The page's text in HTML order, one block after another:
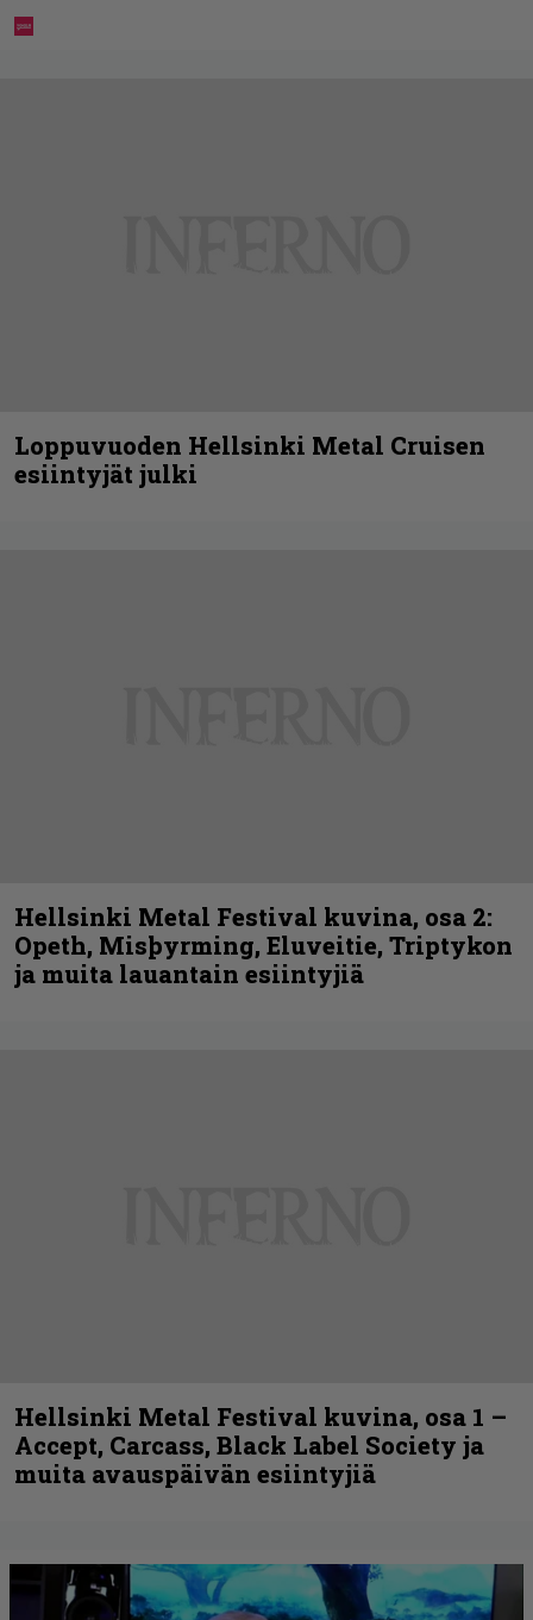
Loppuvuoden Hellsinki Metal Cruisen
esiintyjät julki
Hellsinki Metal Festival kuvina, osa 2:
Opeth, Misþyrming, Eluveitie, Triptykon
ja muita lauantain esiintyjiä
Hellsinki Metal Festival kuvina, osa 1 –
Accept, Carcass, Black Label Society ja
muita avauspäivän esiintyjiä